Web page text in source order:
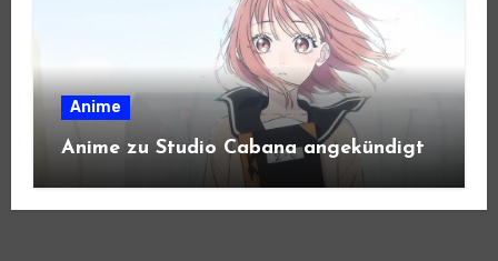
Anime
Anime zu Studio Cabana angekündigt